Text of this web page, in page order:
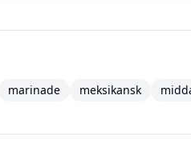
marinade meksikansk